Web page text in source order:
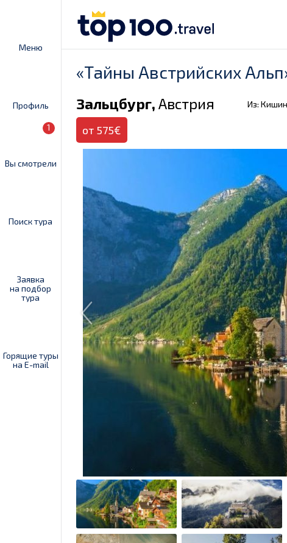
Меню
Профиль
Вы смотрели
1
Поиск тура
Заявка
на подбор
тура
Горящие туры
на E-mail
«Тайны Австрийских
Зальцбург, Австрия Из:
от 575€